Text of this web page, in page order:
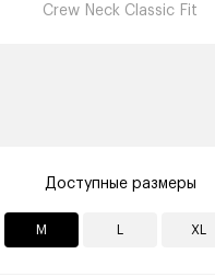
Crew Neck Classic Fit
Доступные размеры
M XL